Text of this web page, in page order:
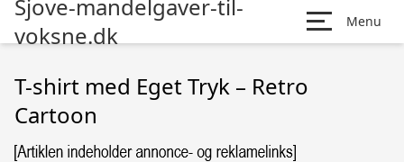
Sjove-mandelgaver-til-
voksne.dk
Menu
T-shirt med Eget Tryk – Retro
Cartoon